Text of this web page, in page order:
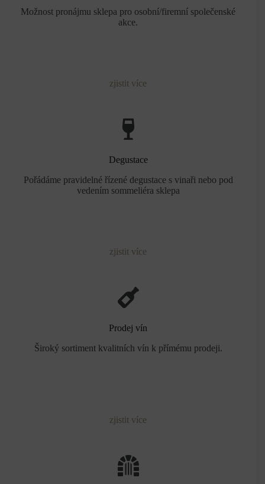
Možnost pronájmu sklepa pro osobní/firemní společenské
akce.
zjistit více
Degustace
Pořádáme pravidelné řízené degustace s vinaři nebo pod
vedením sommeliéra sklepa
zjistit více
Prodej vín
Široký sortiment kvalitních vín k přímému prodeji.
zjistit více